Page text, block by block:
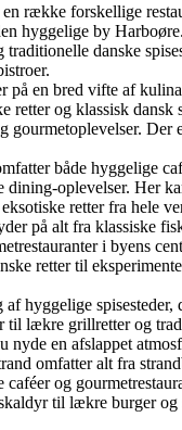
række forskellige
hyggelige by
danske
på en bred vifte af
retter og klassisk dansk
gourmetoplevelser. Der
både hyggelige
dining-oplevelser. Her
retter fra hele
på alt fra klassiske
i byens
retter til
hyggelige spisesteder,
til lækre grillretter og
nyde en afslappet
omfatter alt fra
og
til lækre burger og